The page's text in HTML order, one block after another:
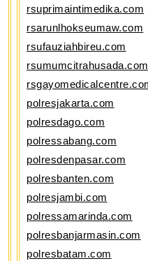
rsuprimaintimedika.com
rsarunlhokseumaw.com
rsufauziahbireu.com
rsumumcitrahusada.com
polresjakarta.com
polresdago.com
polressabang.com
polresdenpasar.com
polresbanten.com
polresjambi.com
polressamarinda.com
polresbanjarmasin.com
polresbatam.com